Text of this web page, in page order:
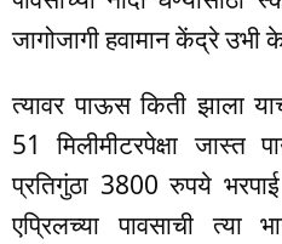
जागोजागी हवामान केंद्रे
त्यावर पाऊस किती झाला
51 मिलीमीटरपेक्षा जास्त
प्रतिगुंठा 3800 रुपये
एप्रिलच्या पावसाची त्या